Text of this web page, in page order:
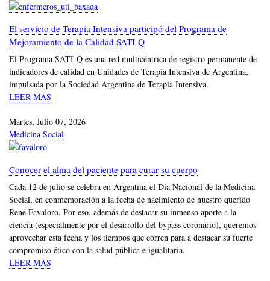
El servicio de Terapia Intensiva participó del Programa de
Mejoramiento de la Calidad SATI-Q
El Programa SATI-Q es una red multicéntrica de registro permanente de
indicadores de calidad en Unidades de Terapia Intensiva de Argentina,
impulsada por la Sociedad Argentina de Terapia Intensiva.
LEER MÁS
Martes, Julio 07, 2026
Medicina Social
Conocer el alma del paciente para curar su cuerpo
Cada 12 de julio se celebra en Argentina el Día Nacional de la Medicina
Social, en conmemoración a la fecha de nacimiento de nuestro querido
René Favaloro. Por eso, además de destacar su inmenso aporte a la
ciencia (especialmente por el desarrollo del bypass coronario), queremos
aprovechar esta fecha y los tiempos que corren para a destacar su fuerte
compromiso ético con la salud pública e igualitaria.
LEER MÁS